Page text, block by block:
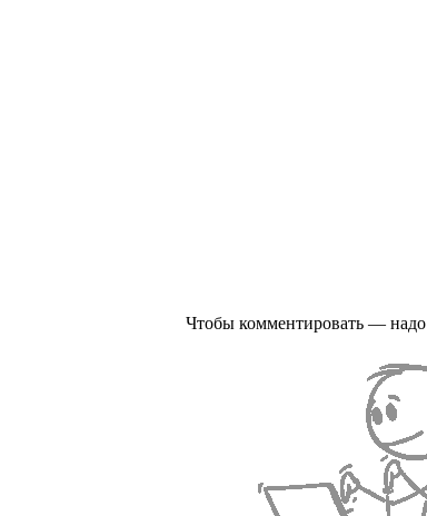
Чтобы комментировать — надо